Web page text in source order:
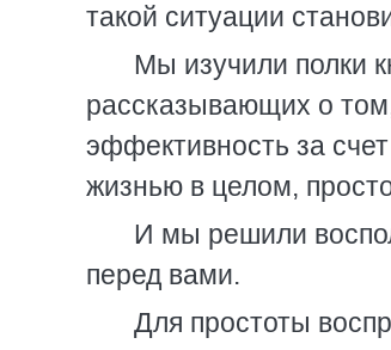
такой ситуации
Мы изучили полки
рассказывающих о
эффективность за
жизнью в целом,
И мы решили
перед вами.
Для простоты